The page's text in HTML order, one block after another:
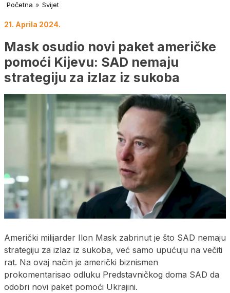
Početna » Svijet
21. Aprila 2024.
Mask osudio novi paket američke
pomoći Kijevu: SAD nemaju
strategiju za izlaz iz sukoba
Američki milijarder Ilon Mask zabrinut je što SAD nemaju
strategiju za izlaz iz sukoba, već samo upućuju na večiti
rat. Na ovaj način je američki biznismen
prokomentarisao odluku Predstavničkog doma SAD da
odobri novi paket pomoći Ukrajini.